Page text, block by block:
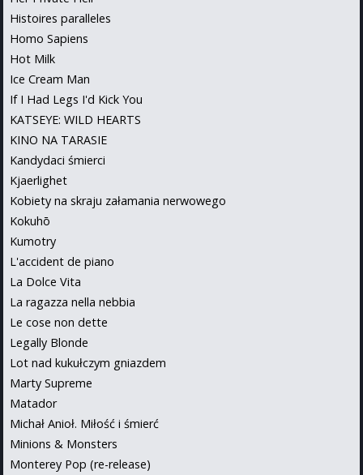
Histoires paralleles
Homo Sapiens
Hot Milk
Ice Cream Man
If I Had Legs I'd Kick You
KATSEYE: WILD HEARTS
KINO NA TARASIE
Kandydaci śmierci
Kjaerlighet
Kobiety na skraju załamania nerwowego
Kokuhō
Kumotry
L'accident de piano
La Dolce Vita
La ragazza nella nebbia
Le cose non dette
Legally Blonde
Lot nad kukułczym gniazdem
Marty Supreme
Matador
Michał Anioł. Miłość i śmierć
Minions & Monsters
Monterey Pop (re-release)